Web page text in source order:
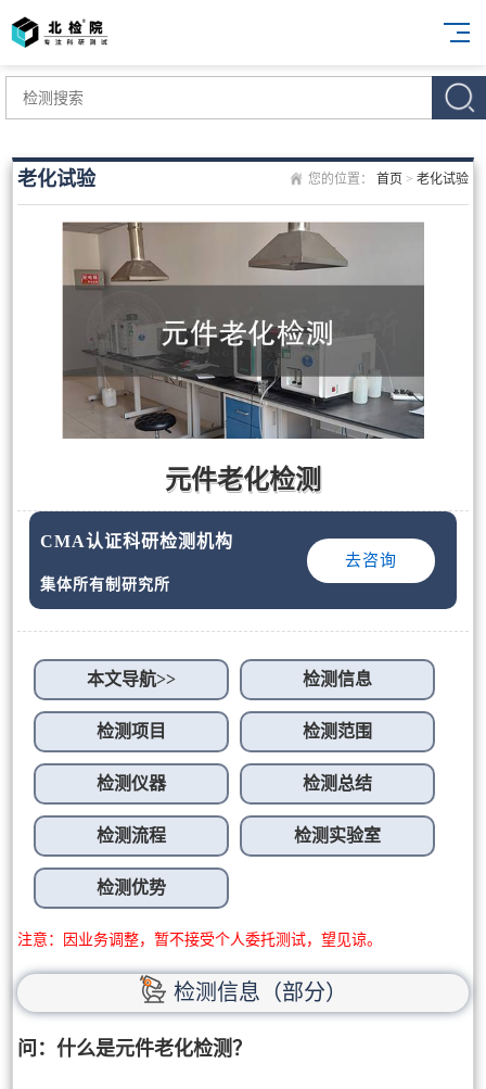
您的位置： 首页 > 老化试验
老化试验
元件老化检测
CMA认证科研检测机构
集体所有制研究所
去咨询
本文导航>> 检测信息
检测项目 检测范围
检测仪器 检测总结
检测流程 检测实验室
检测优势
注意：因业务调整，暂不接受个人委托测试，望见谅。
检测信息（部分）
问：什么是元件老化检测？